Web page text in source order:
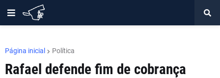
Página inicial Política
Rafael defende fim de cobrança